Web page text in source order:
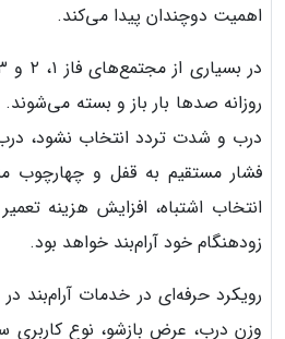
اهمیت دوچندان پیدا می‌کند.
روزانه صدها بار باز و بسته می‌شوند.
درب و شدت تردد انتخاب نشود،
فشار مستقیم به قفل و چهارچوب
انتخاب اشتباه، افزایش هزینه
زودهنگام خود آرام‌بند خواهد بود.
رویکرد حرفه‌ای در خدمات آرام‌بند
وزن درب، عرض بازشو، نوع